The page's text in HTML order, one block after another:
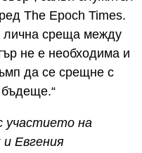
The Epoch Times.
лична среща между
не е необходима и
да се срещне с
бъдеще.“
участието на
Евгения